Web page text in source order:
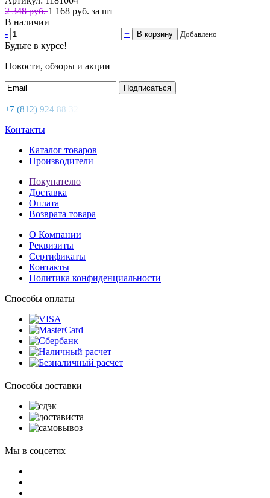
2 348 руб.1 168 руб. за шт
В наличии
-
+ В корзину Добавлено
Будьте в курсе!
Новости, обзоры и акции
Подписаться
+7 (81 2) 924 88 3
Контакты
Каталог товаров
Производители
Покупателю
Доставка
Оплата
Возврата товара
О Компании
Реквизиты
Сертификаты
Контакты
Политика конфиденциальности
Способы оплаты
Способы доставки
Мы в соцсетях